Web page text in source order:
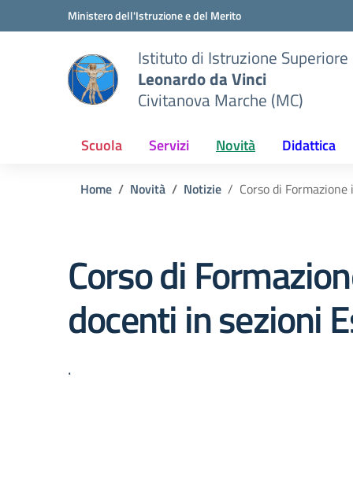
Vai ai contenuti
Vai al menu di navigazioneMinistero dell'Istruzione e del Merito
Istituto di Istruzione Superiore
Leonardo da Vinci
Civitanova Marche (MC)
Scuola Servizi Novità Didattica
Home Novità Notizie Corso di
Corso di
docenti in sezioni
.